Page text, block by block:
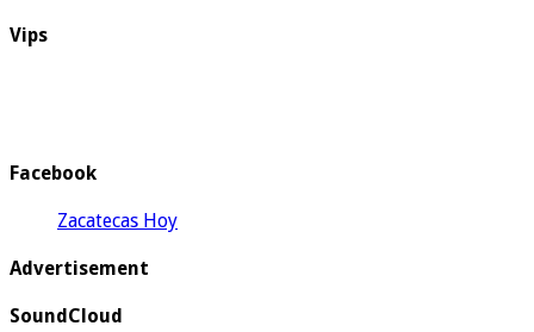
Vips
Facebook
Zacatecas Hoy
Advertisement
SoundCloud